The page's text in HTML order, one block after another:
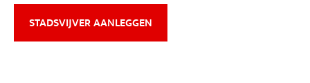
STADSVIJVER AANLEGGEN